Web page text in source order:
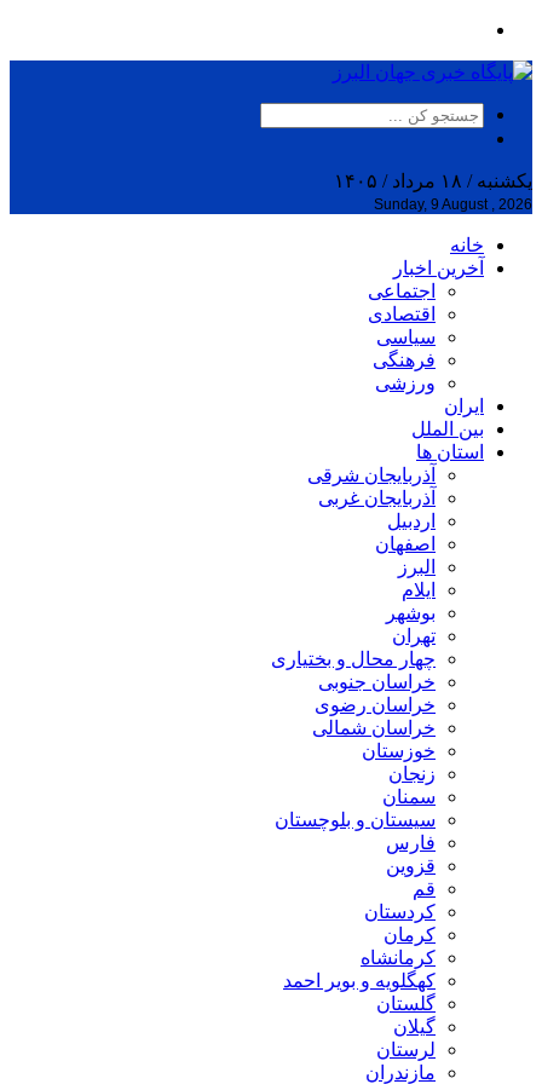
یکشنبه / ۱۸ مرداد / ۱۴۰۵
Sunday, 9 August , 2026
خانه
آخرین اخبار
اجتماعی
اقتصادی
سیاسی
فرهنگی
ورزشی
ایران
بین الملل
استان ها
آذربایجان شرقی
آذربایجان غربی
اردبیل
اصفهان
البرز
ایلام
بوشهر
تهران
چهار محال و بختیاری
خراسان جنوبی
خراسان رضوی
خراسان شمالی
خوزستان
زنجان
سمنان
سیستان و بلوچستان
فارس
قزوین
قم
کردستان
کرمان
کرمانشاه
کهگلویه و بویر احمد
گلستان
گیلان
لرستان
مازندران